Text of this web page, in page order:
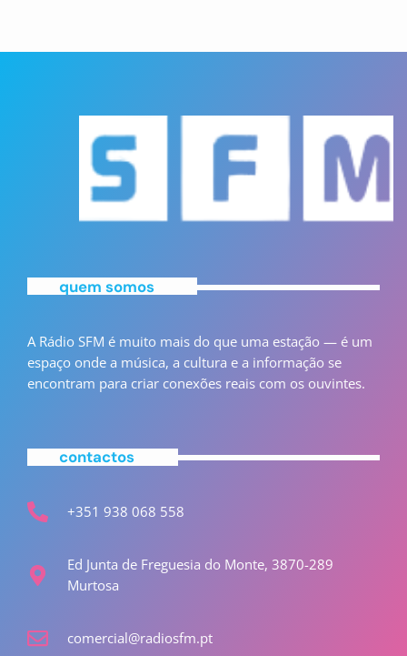
quem somos
A Rádio SFM é muito mais do que uma estação — é um
espaço onde a música, a cultura e a informação se
encontram para criar conexões reais com os ouvintes.
contactos
+351 938 068 558
Ed Junta de Freguesia do Monte, 3870-289
Murtosa
comercial@radiosfm.pt